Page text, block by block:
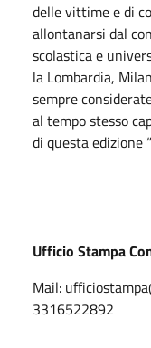
delle vittime e di
allontanarsi dal
scolastica e
la Lombardia,
sempre
al tempo stesso
di questa edizione
Ufficio Stampa
Mail:
3316522892